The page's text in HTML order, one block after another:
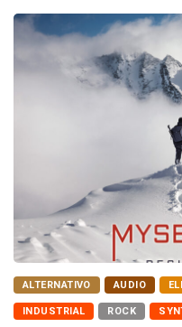
ALTERNATIVO AUDIO
INDUSTRIAL ROCK